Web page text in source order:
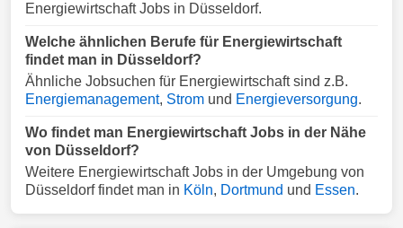
Energiewirtschaft Jobs in Düsseldorf.
Welche ähnlichen Berufe für Energiewirtschaft
findet man in Düsseldorf?
Ähnliche Jobsuchen für Energiewirtschaft sind z.B.
Energiemanagement, Strom und Energieversorgung.
Wo findet man Energiewirtschaft Jobs in der Nähe
von Düsseldorf?
Weitere Energiewirtschaft Jobs in der Umgebung von
Düsseldorf findet man in Köln, Dortmund und Essen.